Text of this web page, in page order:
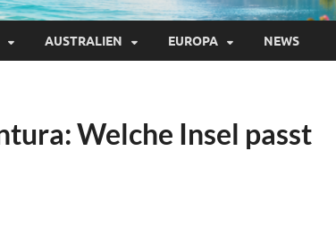
AUSTRALIEN EUROPA NEWS
Welche Insel passt